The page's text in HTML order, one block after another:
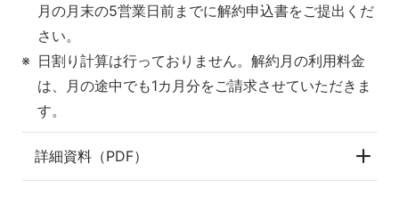
月の月末の5営業日前までに解約申込書をご提出くだ
さい。
日割り計算は行っておりません。解約月の利用料金
は、月の途中でも1カ月分をご請求させていただきま
す。
詳細資料（PDF）